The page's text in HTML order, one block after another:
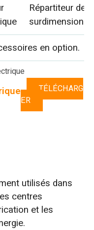
Répartiteur de
surdimensionné
en option.
TÉLÉCHARG
ER
utilisés dans
centres
et les